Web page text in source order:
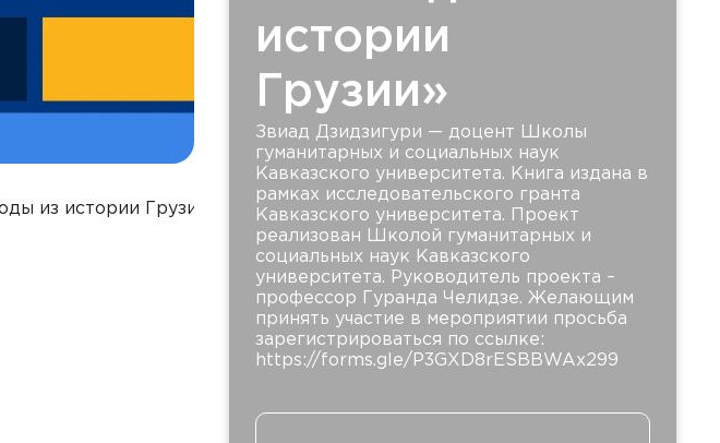
истории
Грузии»
Звиад Дзидзигури — доцент Школы
гуманитарных и социальных наук
Кавказского университета. Книга издана в
рамках исследовательского гранта
Кавказского университета. Проект
реализован Школой гуманитарных и
социальных наук Кавказского
университета. Руководитель проекта –
профессор Гуранда Челидзе. Желающим
принять участие в мероприятии просьба
зарегистрироваться по ссылке:
https://forms.gle/P3GXD8rESBBWAx299
из истории Грузии»